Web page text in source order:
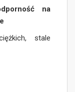
na
stale